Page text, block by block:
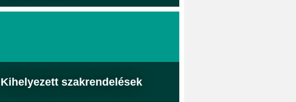
Kihelyezett szakrendelések